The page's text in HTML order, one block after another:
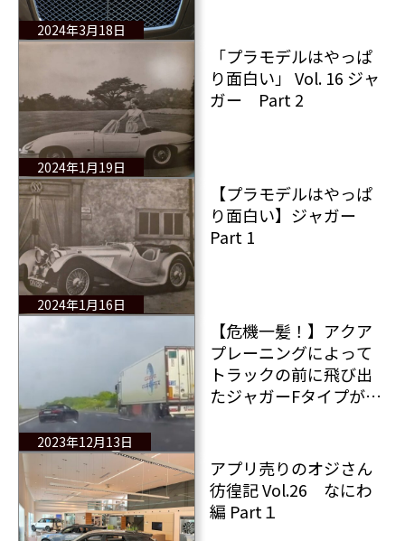
2024年3月18日
2024年1月19日
「プラモデルはやっぱ
り面白い」 Vol. 16 ジャ
ガー Part 2
2024年1月16日
【プラモデルはやっぱ
り面白い】ジャガー
Part 1
2023年12月13日
【危機一髪！】アクア
プレーニングによって
トラックの前に飛び出
たジャガーFタイプが奇
アプリ売りのオジさん
彷徨記 Vol.26 なにわ
編 Part１